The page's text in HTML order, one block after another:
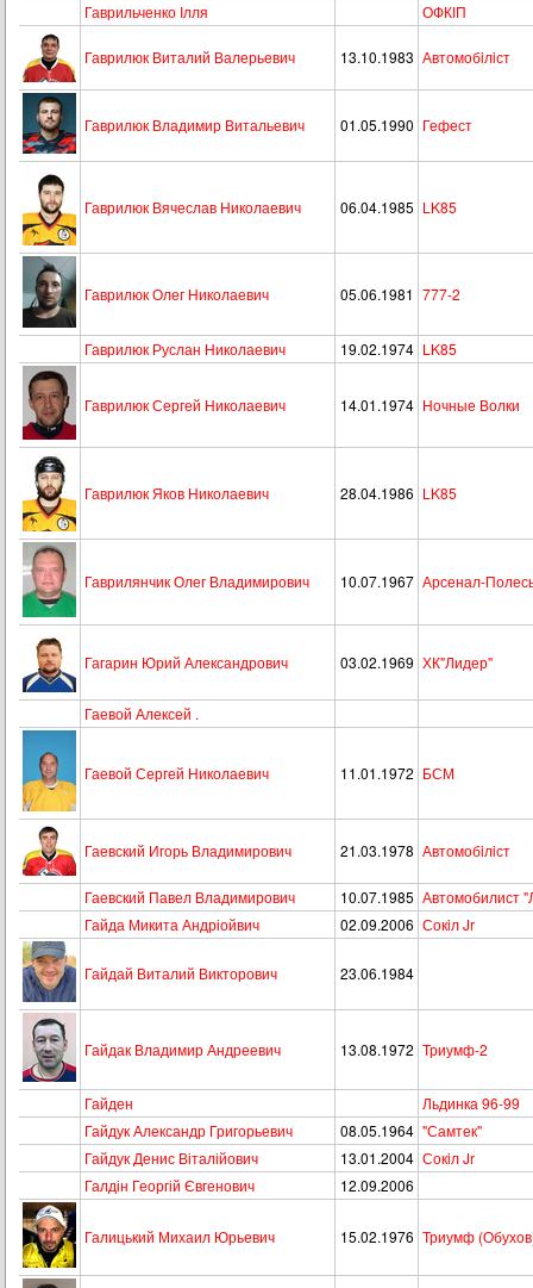
Гаврильченко Ілля ОФКІП
Гаврилюк Виталий Валерьевич 13.10.1983 Автомобiлiст
Гаврилюк Владимир Витальевич 01.05.1990 Гефест
Гаврилюк Вячеслав Николаевич 06.04.1985 LK85
Гаврилюк Олег Николаевич 05.06.1981 777-2
Гаврилюк Руслан Николаевич 19.02.1974 LK85
Гаврилюк Сергей Николаевич 14.01.1974 Ночные Волки
Гаврилюк Яков Николаевич 28.04.1986 LK85
Гаврилянчик Олег Владимирович 10.07.1967 Арсенал-
Гагарин Юрий Александрович 03.02.1969 ХК"Лидер"
Гаевой Алексей .
Гаевой Сергей Николаевич 11.01.1972 БСМ
Гаевский Игорь Владимирович 21.03.1978 Автомобiлiст
Гаевский Павел Владимирович 10.07.1985 Автомобилист
Гайда Микита Андріойвич
02.09.2006 Сокiл Jr
Гайдай Виталий Викторович 23.06.1984
Гайдак Владимир Андреевич 13.08.1972 Триумф-2
Гайден
Льдинка 96-99
Гайдук Александр Григорьевич
08.05.1964 "Самтек"
Гайдук Денис Віталійович
13.01.2004 Сокiл Jr
Галдін Георгій Євгенович
12.09.2006
Галицький Михаил Юрьевич 15.02.1976 Триумф